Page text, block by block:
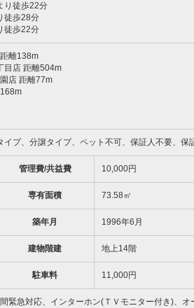
り徒歩22分
徒歩28分
徒歩22分
離138m
目店 距離504m
店 距離77m
イプ、分譲タイプ、ペット不可、保証人不要、保
管理費/共益費 10,000円
専有面積 73.58㎡
築年月 1996年6月
建物階建 地上14階
駐車料 11,000円
緊急対応、インターホン(ＴＶモニター付き)、オ